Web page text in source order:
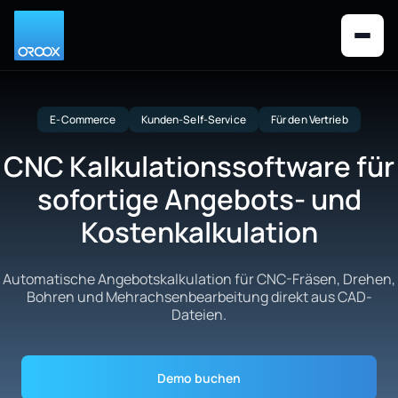
E-Commerce Kunden-Self-Service Für den Vertrieb
CNC Kalkulationssoftware für
sofortige Angebots- und
Kostenkalkulation
Automatische Angebotskalkulation für CNC-Fräsen, Drehen,
Bohren und Mehrachsenbearbeitung direkt aus CAD-
Dateien.
Demo buchen